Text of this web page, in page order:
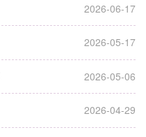
2026-06-17
2026-05-17
2026-05-06
2026-04-29